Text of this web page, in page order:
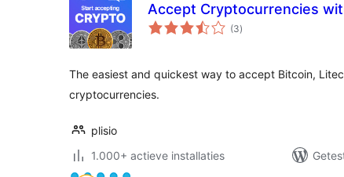
Accept Cryptocurrencies
(3totaal
waarderingen
)
The easiest and quickest way to accept Bitcoin,
cryptocurrencies.
plisio
1.000+ actieve installaties